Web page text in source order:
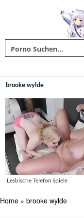
brooke wylde
Lesbische Telefon Spiele
Home » brooke wylde